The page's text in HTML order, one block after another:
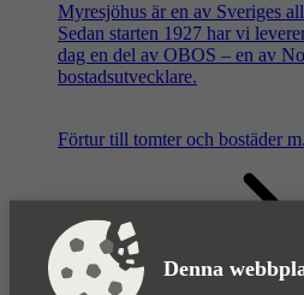
Denna
Myresjöhus är en av Sveriges
Sedan starten 1927 har vi
dag en del av OBOS – en av
bostadsutvecklare.
Förtur till tomter och bostäder